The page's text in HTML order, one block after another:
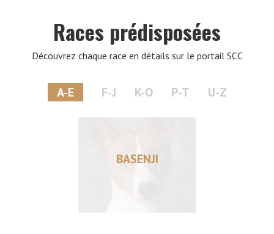
Races prédisposées
Découvrez chaque race en détails sur le portail SCC
A-E F-J K-O P-T U-Z
BASENJI